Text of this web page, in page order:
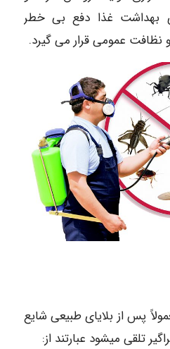
ی بهداشت غذا دفع بی خطر
عمومی قرار می گیرد.
پس از بلایای طبیعی شایع
تلقی میشود عبارتند از: